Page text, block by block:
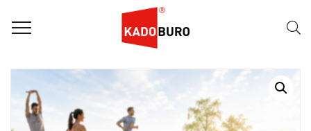
Home
Fit en Vitaal pakketten
Fit & Vitaal – Vita Boost